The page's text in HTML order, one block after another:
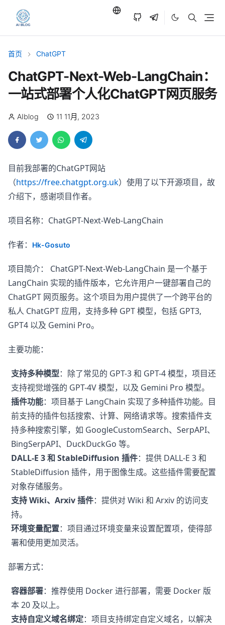
首页 ChatGPT
ChatGPT-Next-Web-LangChain：
一站式部署个人化ChatGPT网页服务
AIblog 11 11月, 2023
目前我部署的ChatGPT网站
（https://free.chatgpt.org.uk）使用了以下开源项目，故
介绍下，感谢项目作者。
项目名称：ChatGPT-Next-Web-LangChain
作者： Hk-Gosuto
项目简介： ChatGPT-Next-Web-LangChain 是一个基于
LangChain 实现的插件版本，它允许用户一键部署自己的
ChatGPT 网页服务。这个项目为用户提供了一个跨平台的
私人 ChatGPT 应用，支持多种 GPT 模型，包括 GPT3,
GPT4 以及 Gemini Pro。
主要功能：
支持多种模型：除了常见的 GPT-3 和 GPT-4 模型，项目还
支持视觉增强的 GPT-4V 模型，以及 Gemini Pro 模型。
插件功能：项目基于 LangChain 实现了多种插件功能。目
前支持的插件包括搜索、计算、网络请求等。搜索插件支
持多种搜索引擎，如 GoogleCustomSearch、SerpAPI、
BingSerpAPI、DuckDuckGo 等。
DALL-E 3 和 StableDiffusion 插件：提供 DALL-E 3 和
StableDiffusion 插件，用于图像生成。这些插件需要配置
对象存储服务。
支持 Wiki、Arxiv 插件：提供对 Wiki 和 Arxiv 的访问支
持。
环境变量配置：项目通过环境变量来设置配置项，使得部
署和使用更加灵活。
部署方式：
容器部署：推荐使用 Docker 进行部署，需要 Docker 版
本 20 及以上。
支持自定义域名绑定：项目支持绑定自定义域名，以解决